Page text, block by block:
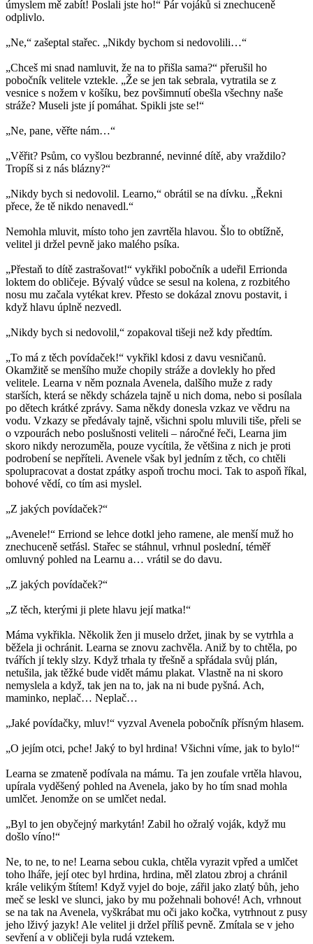
úmyslem mě zabít! Poslali jste ho!“ Pár vojáků si znechuceně
odplivlo.
„Ne,“ zašeptal stařec. „Nikdy bychom si nedovolili…“
„Chceš mi snad namluvit, že na to přišla sama?“ přerušil ho
pobočník velitele vztekle. „Že se jen tak sebrala, vytratila se z
vesnice s nožem v košíku, bez povšimnutí obešla všechny naše
stráže? Museli jste jí pomáhat. Spikli jste se!“
„Ne, pane, věřte nám…“
„Věřit? Psům, co vyšlou bezbranné, nevinné dítě, aby vraždilo?
Tropíš si z nás blázny?“
„Nikdy bych si nedovolil. Learno,“ obrátil se na dívku. „Řekni
přece, že tě nikdo nenavedl.“
Nemohla mluvit, místo toho jen zavrtěla hlavou. Šlo to obtížně,
velitel ji držel pevně jako malého psíka.
„Přestaň to dítě zastrašovat!“ vykřikl pobočník a udeřil Errionda
loktem do obličeje. Bývalý vůdce se sesul na kolena, z rozbitého
nosu mu začala vytékat krev. Přesto se dokázal znovu postavit, i
když hlavu úplně nezvedl.
„Nikdy bych si nedovolil,“ zopakoval tišeji než kdy předtím.
„To má z těch povídaček!“ vykřikl kdosi z davu vesničanů.
Okamžitě se menšího muže chopily stráže a dovlekly ho před
velitele. Learna v něm poznala Avenela, dalšího muže z rady
starších, která se někdy scházela tajně u nich doma, nebo si posílala
po dětech krátké zprávy. Sama někdy donesla vzkaz ve vědru na
vodu. Vzkazy se předávaly tajně, všichni spolu mluvili tiše, přeli se
o vzpourách nebo poslušnosti veliteli – náročné řeči, Learna jim
skoro nikdy nerozuměla, pouze vycítila, že většina z nich je proti
podrobení se nepříteli. Avenele však byl jedním z těch, co chtěli
spolupracovat a dostat zpátky aspoň trochu moci. Tak to aspoň říkal,
bohové vědí, co tím asi myslel.
„Z jakých povídaček?“
„Avenele!“ Erriond se lehce dotkl jeho ramene, ale menší muž ho
znechuceně setřásl. Stařec se stáhnul, vrhnul poslední, téměř
omluvný pohled na Learnu a… vrátil se do davu.
„Z jakých povídaček?“
„Z těch, kterými ji plete hlavu její matka!“
Máma vykřikla. Několik žen ji muselo držet, jinak by se vytrhla a
běžela ji ochránit. Learna se znovu zachvěla. Aniž by to chtěla, po
tvářích jí tekly slzy. Když trhala ty třešně a spřádala svůj plán,
netušila, jak těžké bude vidět mámu plakat. Vlastně na ni skoro
nemyslela a když, tak jen na to, jak na ni bude pyšná. Ach,
maminko, neplač… Neplač…
„Jaké povídačky, mluv!“ vyzval Avenela pobočník přísným hlasem.
„O jejím otci, pche! Jaký to byl hrdina! Všichni víme, jak to bylo!“
Learna se zmateně podívala na mámu. Ta jen zoufale vrtěla hlavou,
upírala vyděšený pohled na Avenela, jako by ho tím snad mohla
umlčet. Jenomže on se umlčet nedal.
„Byl to jen obyčejný markytán! Zabil ho ožralý voják, když mu
došlo víno!“
Ne, to ne, to ne! Learna sebou cukla, chtěla vyrazit vpřed a umlčet
toho lháře, její otec byl hrdina, hrdina, měl zlatou zbroj a chránil
krále velikým štítem! Když vyjel do boje, zářil jako zlatý bůh, jeho
meč se leskl ve slunci, jako by mu požehnali bohové! Ach, vrhnout
se na tak na Avenela, vyškrábat mu oči jako kočka, vytrhnout z pusy
jeho lživý jazyk! Ale velitel ji držel příliš pevně. Zmítala se v jeho
sevření a v obličeji byla rudá vztekem.